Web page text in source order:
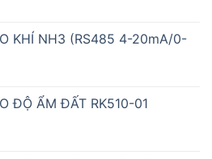
KHÍ NH3 (RS485 4-20mA/0-
ĐỘ ẨM ĐẤT RK510-01